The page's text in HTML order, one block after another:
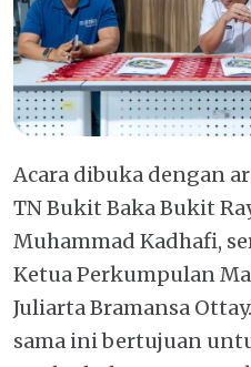
Acara dibuka dengan
TN Bukit Baka Bukit
Muhammad Kadhafi,
Ketua Perkumpulan
Juliarta Bramansa Ottay.
sama ini bertujuan